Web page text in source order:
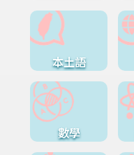
本土語
數學